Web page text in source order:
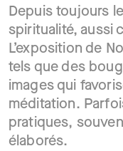
Depuis toujours
spiritualité, aussi
L’exposition de
tels que des
images qui
méditation.
pratiques,
élaborés.